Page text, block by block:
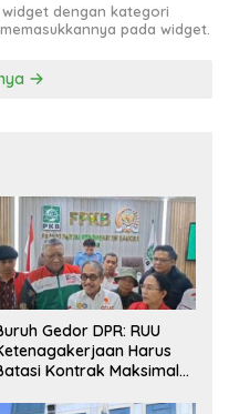
dengan kategori
pada widget.
Gedor DPR: RUU
Harus
Kontrak Maksimal